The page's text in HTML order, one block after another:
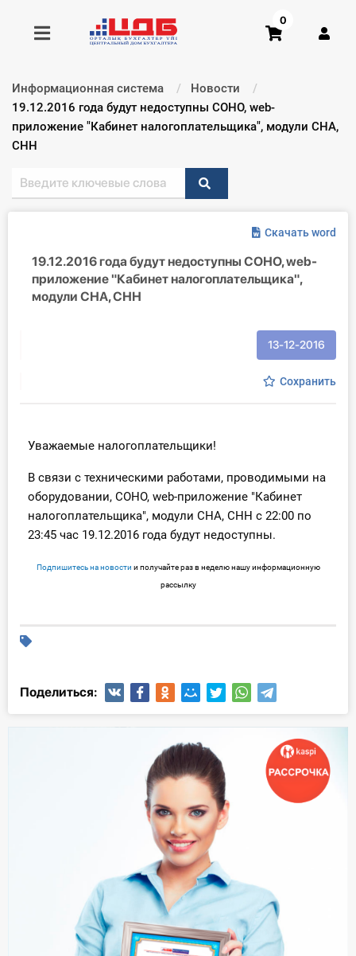
Получить консультацию
Главная ИС
Консультации
Правовая база
Участник ВЭД
Практика ИП
Кадры. Труд. Зарплата.
Интернет-магазин
0
Информационная система
Новости
Текущий:
19.12.2016 года будут недоступны СОНО, web-
приложение "Кабинет налогоплательщика", модули СНА,
СНН
Скачать word
19.12.2016 года будут недоступны СОНО, web-
приложение "Кабинет налогоплательщика",
модули СНА, СНН
13-12-2016
Сохранить
Уважаемые налогоплательщики!
В связи с техническими работами, проводимыми на
оборудовании, СОНО, web-приложение "Кабинет
налогоплательщика", модули СНА, СНН с 22:00 по
23:45 час 19.12.2016 года будут недоступны.
Подпишитесь на новости и получайте раз в неделю нашу информационную
рассылку
Поделиться: